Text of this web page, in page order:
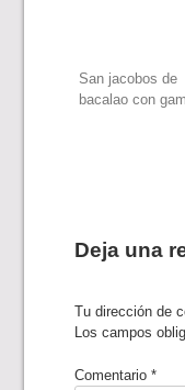
San jacobos de
bacalao con
Deja una
Tu dirección de
Los campos
Comentario*